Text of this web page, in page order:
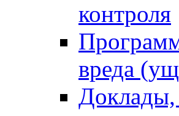
контроля
вреда
Доклады,